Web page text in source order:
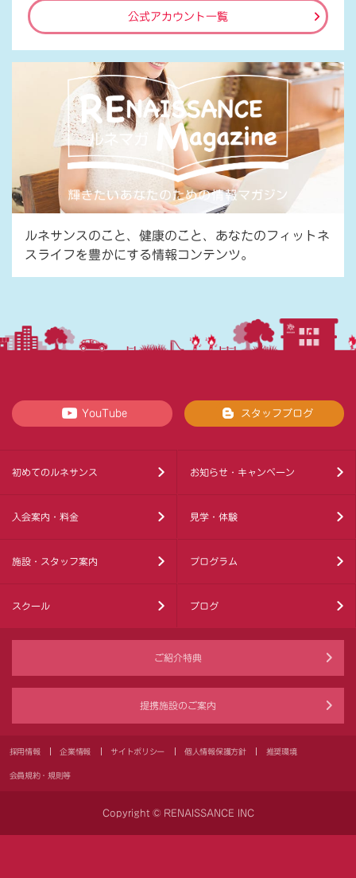
公式アカウント一覧
ルネサンスのこと、健康のこと、あなたのフィットネ
スライフを豊かにする情報コンテンツ。
YouTube スタッフブログ
初めてのルネサンス お知らせ・キャンペーン
入会案内・料金 見学・体験
施設・スタッフ案内 プログラム
スクール ブログ
ご紹介特典
提携施設のご案内
採用情報 企業情報 サイトポリシー 個人情報保護方針 推奨環境
会員規約・規則等
Copyright © RENAISSANCE INC